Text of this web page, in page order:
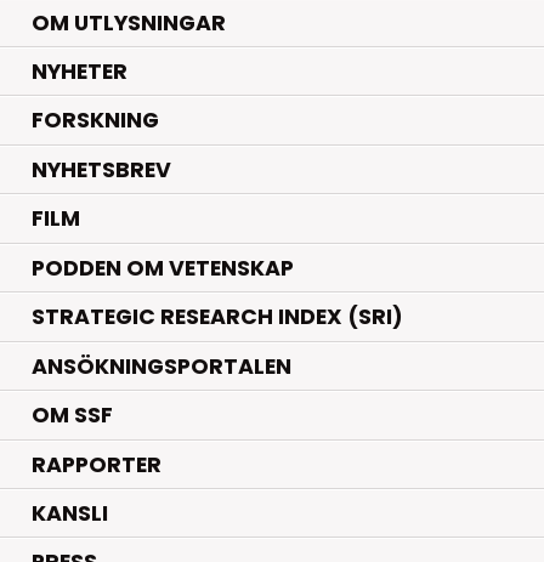
OM UTLYSNINGAR
NYHETER.
FORSKNING.
NYHETSBREV
FILM
PODDEN OM VETENSKAP
STRATEGIC RESEARCH INDEX (SRI)
ANSÖKNINGSPORTALEN
OM SSF
RAPPORTER
KANSLI